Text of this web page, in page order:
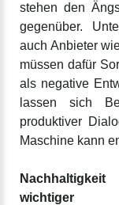
stehen den
gegenüber.
auch Anbieter
müssen dafür
als negative
lassen sich
produktiver
Maschine kann
wichtiger